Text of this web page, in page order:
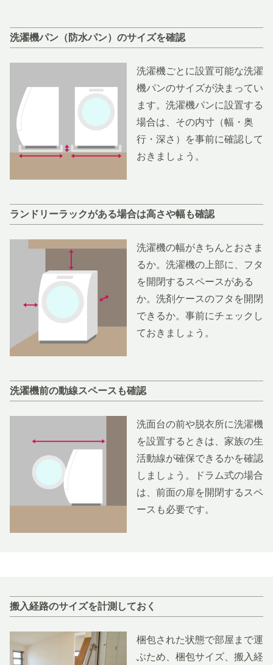
洗濯機パン（防水パン）のサイズを確認
洗濯機ごとに設置可能な洗濯
機パンのサイズが決まってい
ます。洗濯機パンに設置する
場合は、その内寸（幅・奥
行・深さ）を事前に確認して
おきましょう。
ランドリーラックがある場合は高さや幅も確認
洗濯機の幅がきちんとおさま
るか。洗濯機の上部に、フタ
を開閉するスペースがある
か。洗剤ケースのフタを開閉
できるか。事前にチェックし
ておきましょう。
洗濯機前の動線スペースも確認
洗面台の前や脱衣所に洗濯機
を設置するときは、家族の生
活動線が確保できるかを確認
しましょう。ドラム式の場合
は、前面の扉を開閉するスペ
ースも必要です。
搬入経路のサイズを計測しておく
梱包された状態で部屋まで運
ぶため、梱包サイズ、搬入経